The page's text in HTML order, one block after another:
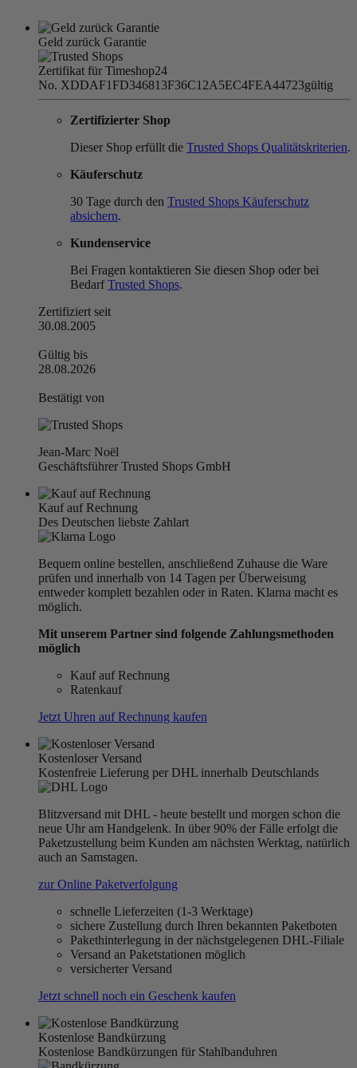
Geld zurück Garantie
Zertifikat für Timeshop24
No. XDDAF1FD346813F36C12A5EC4FEA44723gültig
Zertifizierter Shop
Dieser Shop erfüllt die Trusted Shops Qualitätskriterien.
Käuferschutz
30 Tage durch den Trusted Shops Käuferschutz
absichern.
Kundenservice
Bei Fragen kontaktieren Sie diesen Shop oder bei
BedarfTrusted Shops.
Zertifiziert seit
30.08.2005
Gültig bis
28.08.2026
Bestätigt von
Jean-Marc Noël
Geschäftsführer Trusted Shops GmbH
Kauf auf Rechnung
Des Deutschen liebste Zahlart
Bequem online bestellen, anschließend Zuhause die Ware
prüfen und innerhalb von 14 Tagen per Überweisung
entweder komplett bezahlen oder in Raten. Klarna macht es
möglich.
Mit unserem Partner sind folgende Zahlungsmethoden
möglich
Kauf auf Rechnung
Ratenkauf
Jetzt Uhren auf Rechnung kaufen
Kostenloser Versand
Kostenfreie Lieferung per DHL innerhalb Deutschlands
Blitzversand mit DHL - heute bestellt und morgen schon die
neue Uhr am Handgelenk. In über 90% der Fälle erfolgt die
Paketzustellung beim Kunden am nächsten Werktag, natürlich
auch an Samstagen.
zur Online Paketverfolgung
schnelle Lieferzeiten (1-3 Werktage)
sichere Zustellung durch Ihren bekannten Paketboten
Pakethinterlegung in der nächstgelegenen DHL-Filiale
Versand an Paketstationen möglich
versicherter Versand
Jetzt schnell noch ein Geschenk kaufen
Kostenlose Bandkürzung
Kostenlose Bandkürzungen für Stahlbanduhren